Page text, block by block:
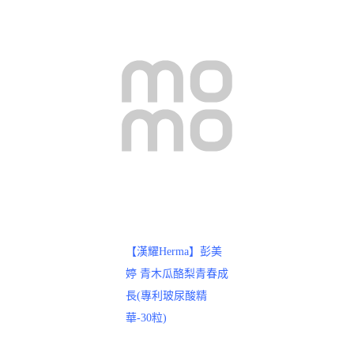
【漢耀Herma】彭美
婷 青木瓜酪梨青春成
長(專利玻尿酸精
華-30粒)